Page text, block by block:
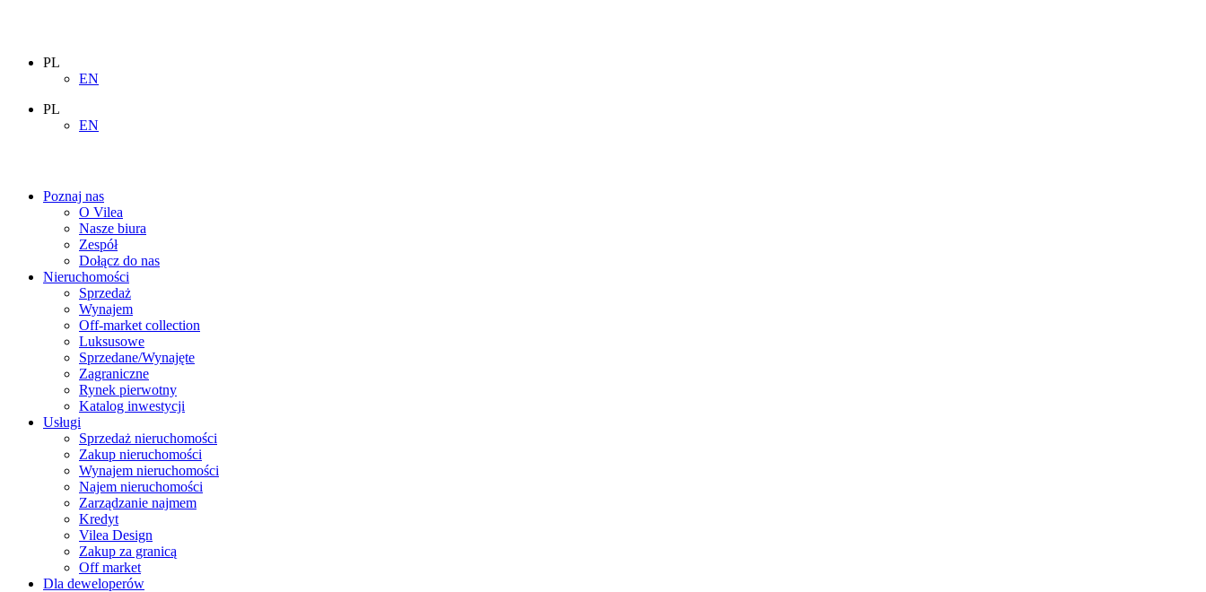
PL
EN
PL
EN
Poznaj nas
O Vilea
Nasze biura
Zespół
Dołącz do nas
Nieruchomości
Sprzedaż
Wynajem
Off-market collection
Luksusowe
Sprzedane/Wynajęte
Zagraniczne
Rynek pierwotny
Katalog inwestycji
Usługi
Sprzedaż nieruchomości
Zakup nieruchomości
Wynajem nieruchomości
Najem nieruchomości
Zarządzanie najmem
Kredyt
Vilea Design
Zakup za granicą
Off market
Dla deweloperów